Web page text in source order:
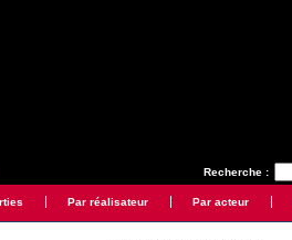
Recherche :
Par réalisateur Par acteur